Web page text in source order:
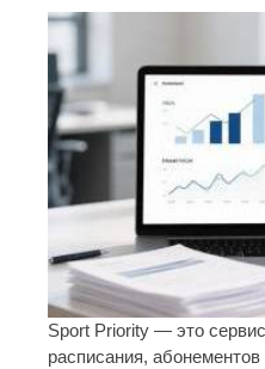
Sport Priority — это
расписания,